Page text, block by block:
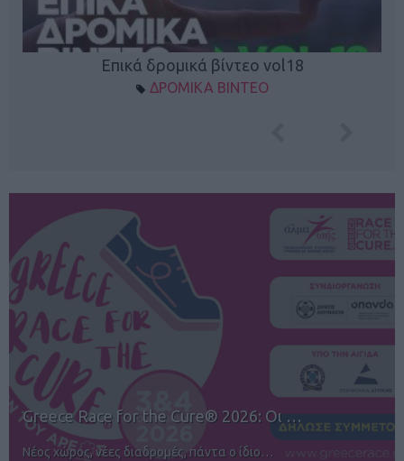
Επικά δρομικά βίντεο vol18
ΔΡΟΜΙΚΑ ΒΙΝΤΕΟ
12ος TUI Rhodes Marathon: Άνοιγμα ε…
Αγώνες για όλους στην Ρόδο